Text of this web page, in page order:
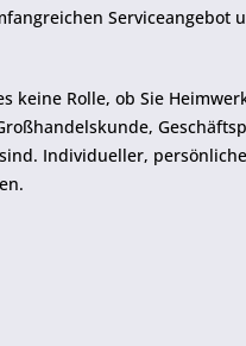
Serviceangebot
keine Rolle, ob Sie
Individueller,